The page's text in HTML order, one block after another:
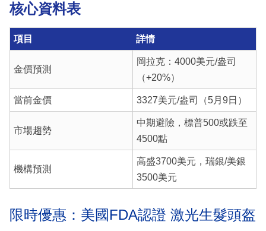
核心資料表
項目 詳情
金價預測
岡拉克：4000美元/盎司
（+20%）
當前金價 3327美元/盎司（5月9日）
市場趨勢
中期避險，標普500或跌至
4500點
機構預測
高盛3700美元，瑞銀/美銀
3500美元
限時優惠：美國FDA認證 激光生髮頭盔